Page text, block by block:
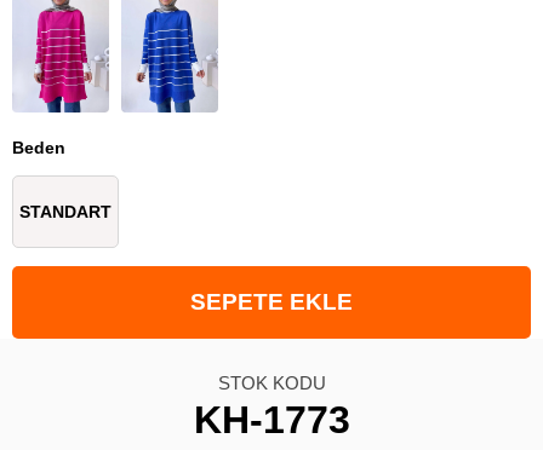
Beden
STANDART
STOK KODU
KH-1773